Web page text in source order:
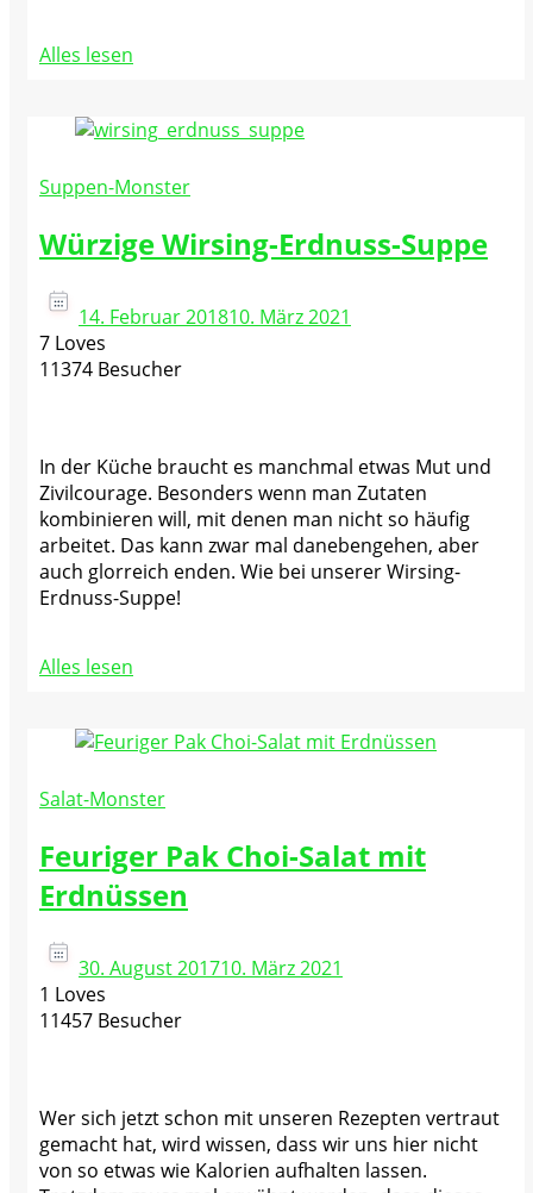
Alles lesen
Suppen-Monster
Würzige Wirsing-Erdnuss-Suppe
14. Februar 201810. März 2021
7 Loves
11374 Besucher
In der Küche braucht es manchmal etwas Mut und
Zivilcourage. Besonders wenn man Zutaten
kombinieren will, mit denen man nicht so häufig
arbeitet. Das kann zwar mal danebengehen, aber
auch glorreich enden. Wie bei unserer Wirsing-
Erdnuss-Suppe!
Alles lesen
Salat-Monster
Feuriger Pak Choi-Salat mit
Erdnüssen
30. August 201710. März 2021
1 Loves
11457 Besucher
Wer sich jetzt schon mit unseren Rezepten vertraut
gemacht hat, wird wissen, dass wir uns hier nicht
von so etwas wie Kalorien aufhalten lassen.